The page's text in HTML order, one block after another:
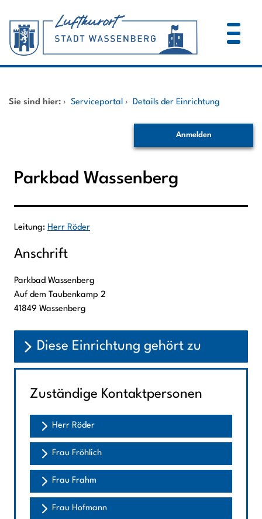
Dienstleistungen A-Z
Sie sind hier: › Serviceportal › Details der Einrichtung
Anmelden
Parkbad Wassenberg
Beschreibung
Leitung: Herr Röder
Anschrift
Parkbad Wassenberg
Auf dem Taubenkamp 2
41849 Wassenberg
Diese Einrichtung gehört zu
Zuständige Kontaktpersonen
Herr Röder
Frau Fröhlich
Frau Frahm
Frau Hofmann